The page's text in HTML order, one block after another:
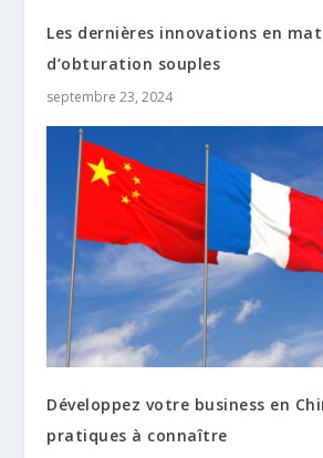
Les dernières innovations en
d’obturation souples
septembre 23, 2024
Développez votre business en
pratiques à connaître